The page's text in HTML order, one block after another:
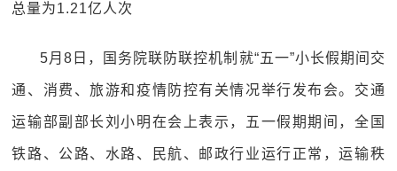
总量为1.21亿人次
5月8日，国务院联防联控机制就“五一”小长假期间交
通、消费、旅游和疫情防控有关情况举行发布会。交通
运输部副部长刘小明在会上表示，五一假期期间，全国
铁路、公路、水路、民航、邮政行业运行正常，运输秩